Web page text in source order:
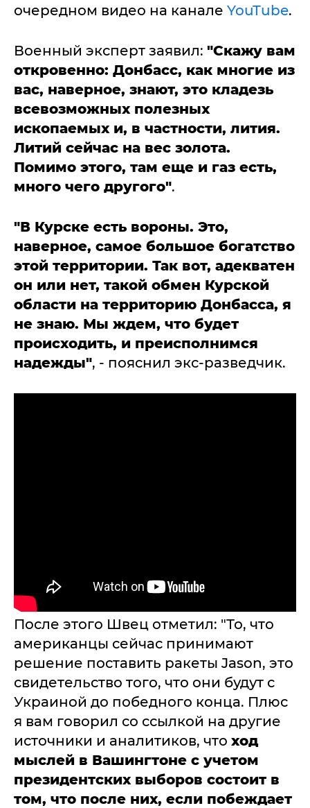
очередном видео на канале YouTube.
Военный эксперт заявил: "Скажу вам
откровенно: Донбасс, как многие из
вас, наверное, знают, это кладезь
всевозможных полезных
ископаемых и, в частности, лития.
Литий сейчас на вес золота.
Помимо этого, там еще и газ есть,
много чего другого".
"В Курске есть вороны. Это,
наверное, самое большое богатство
этой территории. Так вот, адекватен
он или нет, такой обмен Курской
области на территорию Донбасса, я
не знаю. Мы ждем, что будет
происходить, и преисполнимся
надежды", - пояснил экс-разведчик.
После этого Швец отметил: "То, что
американцы сейчас принимают
решение поставить ракеты Jason, это
свидетельство того, что они будут с
Украиной до победного конца. Плюс
я вам говорил со ссылкой на другие
источники и аналитиков, что ход
мыслей в Вашингтоне с учетом
президентских выборов состоит в
том, что после них, если побеждает